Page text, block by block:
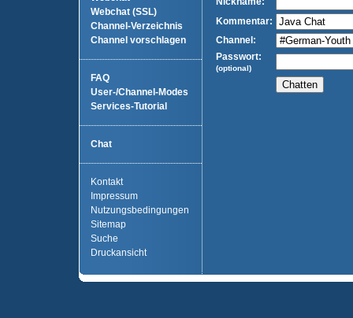
Webchat (SSL)
Channel-Verzeichnis
Channel vorschlagen
FAQ
User-/Channel-Modes
Services-Tutorial
Chat
Kontakt
Impressum
Nutzungsbedingungen
Sitemap
Suche
Druckansicht
Kommentar:
Channel:
Passwort:
(optional)